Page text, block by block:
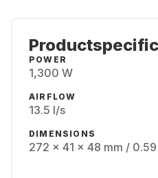
POWER
1,300 W
AIRFLOW
13.5 l/s
DIMENSIONS
272 x 41 x 48 mm /